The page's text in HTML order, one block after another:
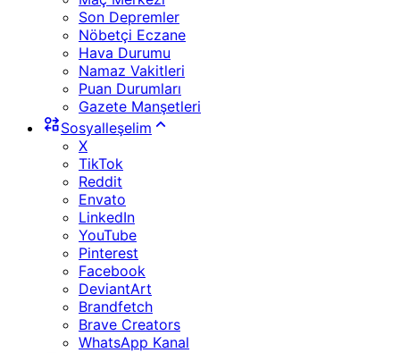
Son Depremler
Nöbetçi Eczane
Hava Durumu
Namaz Vakitleri
Puan Durumları
Gazete Manşetleri
Sosyalleşelim
X
TikTok
Reddit
Envato
LinkedIn
YouTube
Pinterest
Facebook
DeviantArt
Brandfetch
Brave Creators
WhatsApp Kanal